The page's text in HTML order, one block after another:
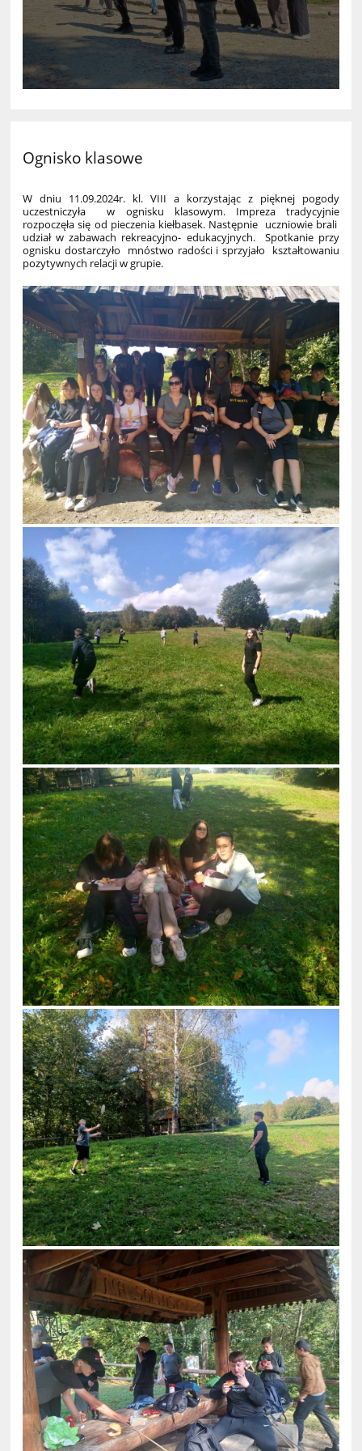
Ognisko klasowe
W dniu 11.09.2024r. kl. VIII a korzystając z pięknej pogody
uczestniczyła w ognisku klasowym. Impreza tradycyjnie
rozpoczęła się od pieczenia kiełbasek. Następnie uczniowie brali
udział w zabawach rekreacyjno- edukacyjnych. Spotkanie przy
ognisku dostarczyło mnóstwo radości i sprzyjało kształtowaniu
pozytywnych relacji w grupie.